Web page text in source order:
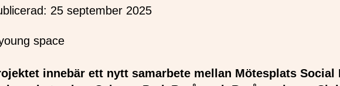
25 september 2025
innebär ett nytt samarbete mellan Mötesplats Social